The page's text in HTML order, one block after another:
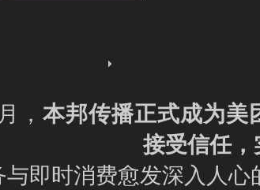
，本邦传播正式成为美
接受信任，
即时消费愈发深入人